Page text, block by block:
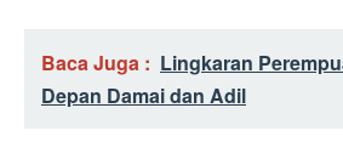
Baca Juga : Lingkaran
Depan Damai dan Adil